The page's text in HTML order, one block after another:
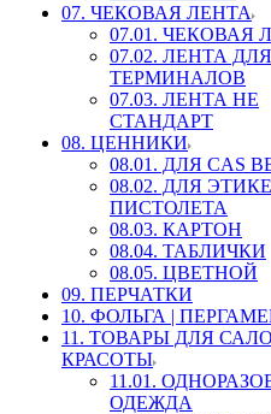
07. ЧЕКОВАЯ ЛЕНТА
07.01. ЧЕКОВАЯ
07.02. ЛЕНТА ДЛЯ
ТЕРМИНАЛОВ
07.03. ЛЕНТА НЕ
СТАНДАРТ
08. ЦЕННИКИ
08.01. ДЛЯ CAS
08.02. ДЛЯ
ПИСТОЛЕТА
08.03. КАРТОН
08.04. ТАБЛИЧКИ
08.05. ЦВЕТНОЙ
09. ПЕРЧАТКИ
10. ФОЛЬГА |
11. ТОВАРЫ ДЛЯ
КРАСОТЫ
11.01.
ОДЕЖДА